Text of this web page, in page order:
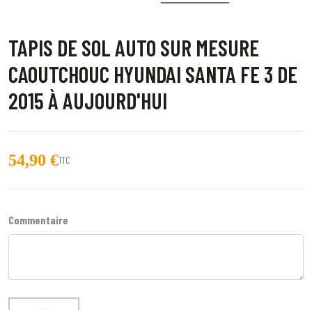
TAPIS DE SOL AUTO SUR MESURE
CAOUTCHOUC HYUNDAI SANTA FE 3 DE
2015 À AUJOURD'HUI
54,90 €TTC
Commentaire